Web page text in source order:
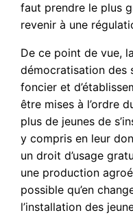
faut prendre le plus
revenir à une
De ce point de vue,
démocratisation des
foncier et
être mises à l’ordre
plus de jeunes de
y compris en leur
un droit d’usage
une production
possible qu’en
l’installation des